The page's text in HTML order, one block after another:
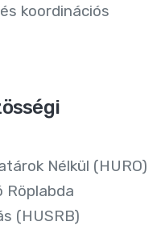
koordinációs
Nélkül (HURO)
(HUSRB)